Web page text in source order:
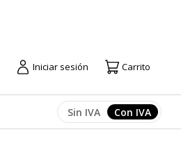
Iniciar sesión Carrito
Afficher les prix
Sin IVA Afficher
Con IVA